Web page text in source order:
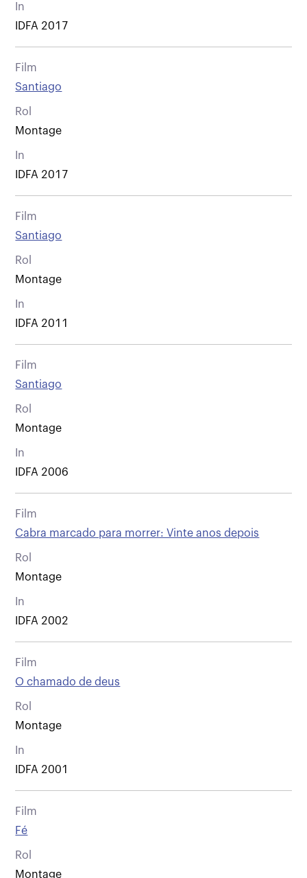
In
IDFA 2017
Film
Santiago
Rol
Montage
In
IDFA 2017
Film
Santiago
Rol
Montage
In
IDFA 2011
Film
Santiago
Rol
Montage
In
IDFA 2006
Film
Cabra marcado para morrer: Vinte anos depois
Rol
Montage
In
IDFA 2002
Film
O chamado de deus
Rol
Montage
In
IDFA 2001
Film
Fé
Rol
Montage